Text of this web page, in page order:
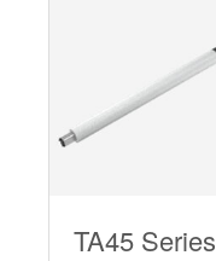
TA45 Series